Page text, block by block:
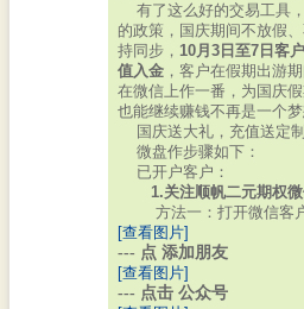
有了这么好的交易工具
的政策，国庆期间不放假
持同步， 10月3日至7日客
值入金 ，客户在假期出游
在微信上作一番，为国庆
也能继续赚钱不再是一个梦
国庆送大礼，充值送定制
微盘作步骤如下：
已开户客户：
1.关注顺帆二元期权微
方法一：打开微信客
[查看图片]
--- 点 添加朋友
[查看图片]
--- 点击 公众号